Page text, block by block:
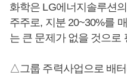
화학은 LG에너지솔루션
주주로, 지분 20~30%를
는 큰 문제가 없을 것으로
△그룹 주력사업으로 배